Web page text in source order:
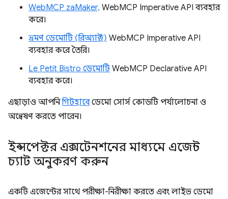
WebMCP zaMaker, WebMCP Imperative API ব্যবহার
করে।
ভ্রমণ ডেমোটি (রিঅ্যাক্ট) WebMCP Imperative API
ব্যবহার করে তৈরি।
Le Petit Bistro ডেমোটিWebMCP Declarative API
ব্যবহার করে।
এছাড়াও আপনিগিটহাবেডেমো সোর্স কোডটি পর্যালোচনা ও
অন্বেষণ করতে পারেন।
ইন্সপেক্টর এক্সটেনশনের মাধ্যমে এজেন্ট
চ্যাট অনুকরণ করুন
একটি এজেন্টের সাথে পরীক্ষা-নিরীক্ষা করতে এবং লাইভ ডেমো